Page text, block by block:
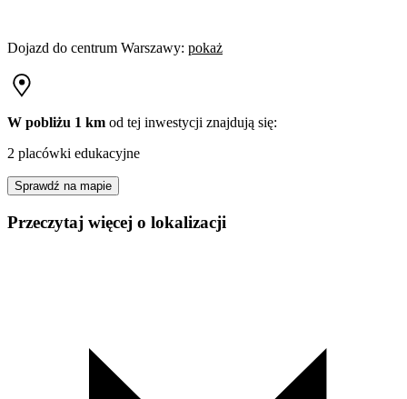
Dojazd do centrum Warszawy: pokaż
W pobliżu 1 km od tej inwestycji znajdują się:
2 placówki edukacyjne
Sprawdź na mapie
Przeczytaj więcej o lokalizacji